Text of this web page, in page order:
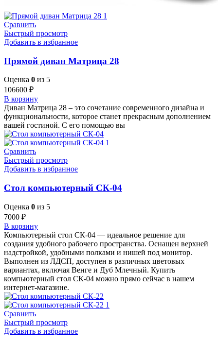
Сравнить
Быстрый просмотр
Добавить в избранное
Прямой диван Матрица 28
Оценка 0 из 5
106600 ₽
В корзину
Диван Матрица 28 – это сочетание современного дизайна и
функциональности, которое станет прекрасным дополнением
вашей гостиной. С его помощью вы
Сравнить
Быстрый просмотр
Добавить в избранное
Стол компьютерный СК-04
Оценка 0 из 5
7000 ₽
В корзину
Компьютерный стол СК-04 — идеальное решение для
создания удобного рабочего пространства. Оснащен верхней
надстройкой, удобными полками и нишей под монитор.
Выполнен из ЛДСП, доступен в различных цветовых
вариантах, включая Венге и Дуб Млечный. Купить
компьютерный стол СК-04 можно прямо сейчас в нашем
интернет-магазине.
Сравнить
Быстрый просмотр
Добавить в избранное